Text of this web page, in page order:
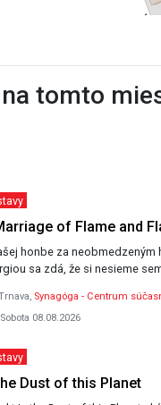
tomto
of Flame and
honbe za
sa zdá, že si nesieme
Synagóga - Centrum
Sobota 08.08.2026
Dust of this Planet